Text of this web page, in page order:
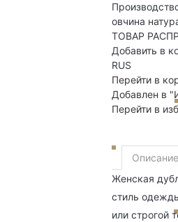
овчина
ТОВАР
Добавить в
RUS
Перейти в
Добавлен в
Перейти в
Женская
стиль
или строгой